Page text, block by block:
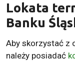
Lokata
Banku
Aby skorzystać z
należy posiadać